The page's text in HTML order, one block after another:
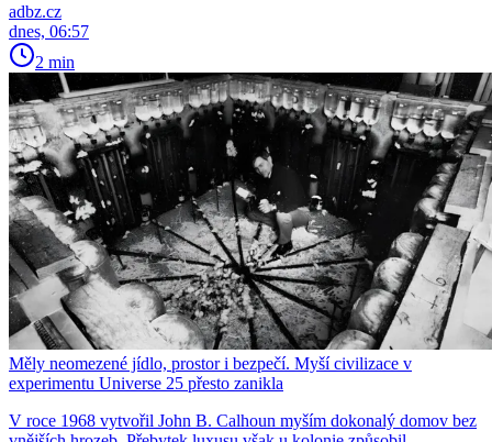
adbz.cz
dnes, 06:57
2 min
Měly neomezené jídlo, prostor i bezpečí. Myší civilizace v
experimentu Universe 25 přesto zanikla
V roce 1968 vytvořil John B. Calhoun myším dokonalý domov bez